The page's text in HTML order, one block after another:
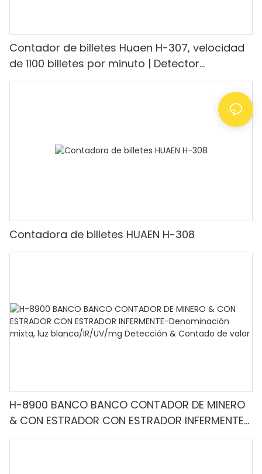
Contador de billetes Huaen H-307, velocidad
de 1100 billetes por minuto | Detector
UV/magnético/infrarrojo/falsificación,
contadora de efectivo con pantalla LCD,
Contadora de billetes HUAEN H-308
H-8900 BANCO BANCO CONTADOR DE MINERO
& CON ESTRADOR CON ESTRADOR INFERMENTE-
Denominación mixta, luz blanca/IR/UV/mg